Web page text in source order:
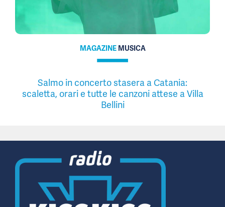
MAGAZINE MUSICA
Salmo in concerto stasera a Catania:
scaletta, orari e tutte le canzoni attese a Villa
Bellini